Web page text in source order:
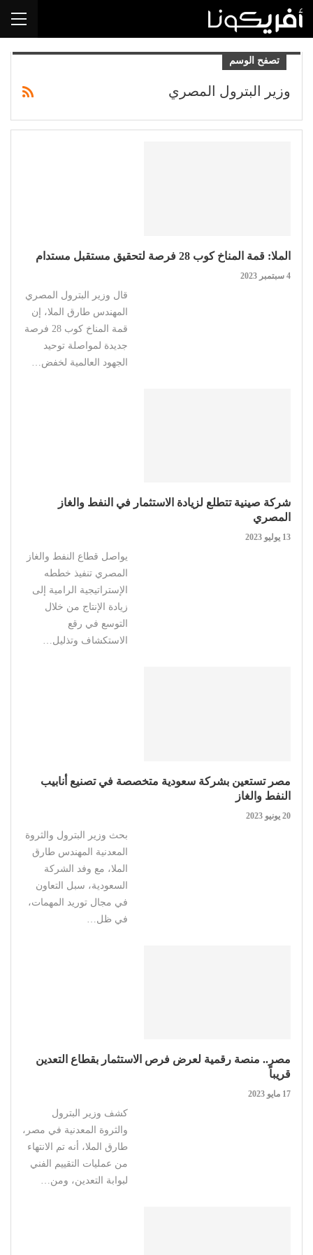
تصفح الوسم
وزير البترول المصري
الملا: قمة المناخ كوب 28 فرصة لتحقيق مستقبل مستدام
4 سبتمبر 2023
قال وزير البترول المصري
المهندس طارق الملا، إن
قمة المناخ كوب 28 فرصة
جديدة لمواصلة توحيد
الجهود العالمية لخفض…
شركة صينية تتطلع لزيادة الاستثمار في النفط والغاز
المصري
13 يوليو 2023
يواصل قطاع النفط والغاز
المصري تنفيذ خططه
الإستراتيجية الرامية إلى
زيادة الإنتاج من خلال
التوسع في رقع
الاستكشاف وتذليل…
مصر تستعين بشركة سعودية متخصصة في تصنيع أنابيب
النفط والغاز
20 يونيو 2023
بحث وزير البترول والثروة
المعدنية المهندس طارق
الملا، مع وفد الشركة
السعودية، سبل التعاون
في مجال توريد المهمات،
في ظل…
مصر.. منصة رقمية لعرض فرص الاستثمار بقطاع التعدين
قريباً
17 مايو 2023
كشف وزير البترول
والثروة المعدنية في مصر،
طارق الملا، أنه تم الانتهاء
من عمليات التقييم الفني
لبوابة التعدين، ومن…